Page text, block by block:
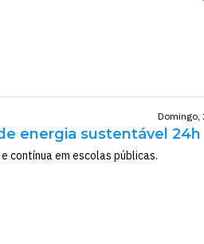
Domingo,
energia sustentável 24h
contínua em escolas públicas.